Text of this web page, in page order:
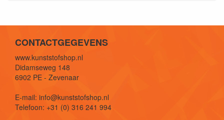
CONTACTGEGEVENS
www.kunststofshop.nl
Didamseweg 148
6902 PE - Zevenaar
E-mail: info@kunststofshop.nl
Telefoon: +31 (0) 316 241 994